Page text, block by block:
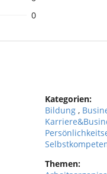
0
Kategorien:
Bildung ,
Themen: